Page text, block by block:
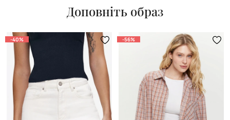
Доповніть образ
-40% -56%